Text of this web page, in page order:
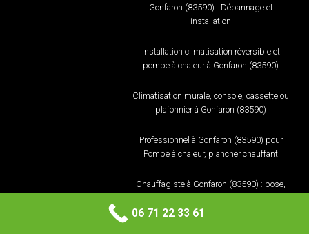
Gonfaron (83590) : Dépannage et
installation
Installation climatisation réversible et
pompe à chaleur à Gonfaron (83590)
Climatisation murale, console, cassette ou
plafonnier à Gonfaron (83590)
Professionnel à Gonfaron (83590) pour
Pompe à chaleur, plancher chauffant
Chauffagiste à Gonfaron (83590) : pose,
06 71 22 33 61